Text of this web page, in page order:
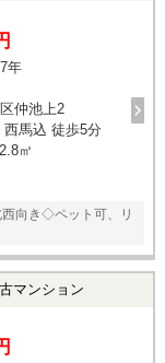
年
仲池上2
馬込 徒歩5分
㎡
向き◇ペット可、リ
マンション